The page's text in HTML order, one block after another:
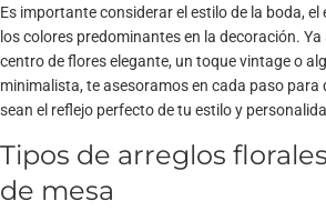
Es importante considerar el estilo de la boda, el
los colores predominantes en la decoración.
centro de flores elegante, un toque vintage o
minimalista, te asesoramos en cada paso para
sean el reflejo perfecto de tu estilo y
Tipos de arreglos
de mesa